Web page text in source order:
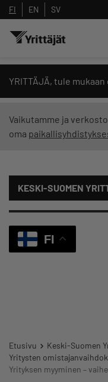
FI EN SV
YRITTÄJÄ, tule
Vaikutamme ja
oma
KESKI-SUOMEN
FI
Etusivu Keski-Suomen
Yritysten
Yrityksen myyminen –
Hae sivustolta
Yrittäjien
Suodata